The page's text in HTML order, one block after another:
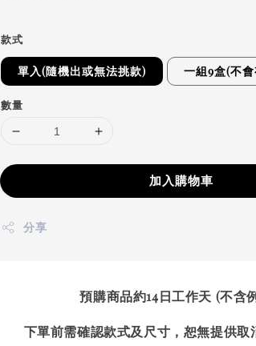
款式
單入(隨機出或無法挑款) 一組9盒(不
數量
加入購物車
分享
預購商品約14日工作天 (不含
下單前需確認款式及尺寸，恕無提供取